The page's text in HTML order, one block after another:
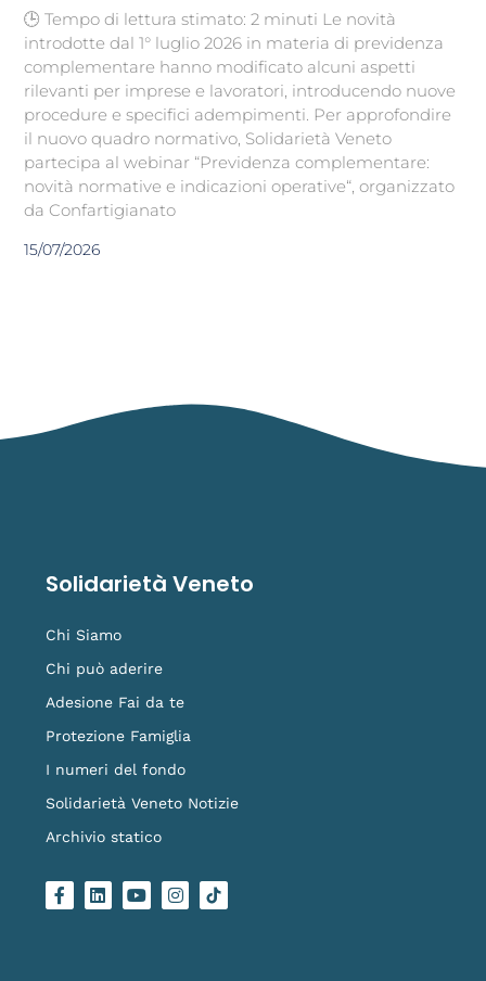
🕒 Tempo di lettura stimato: 2 minuti Le novità
introdotte dal 1° luglio 2026 in materia di previdenza
complementare hanno modificato alcuni aspetti
rilevanti per imprese e lavoratori, introducendo nuove
procedure e specifici adempimenti. Per approfondire
il nuovo quadro normativo, Solidarietà Veneto
partecipa al webinar “Previdenza complementare:
novità normative e indicazioni operative“, organizzato
da Confartigianato
15/07/2026
Solidarietà Veneto
Chi Siamo
Chi può aderire
Adesione Fai da te
Protezione Famiglia
I numeri del fondo
Solidarietà Veneto Notizie
Archivio statico
F
a
L
i
Y
o
I
n
L
o